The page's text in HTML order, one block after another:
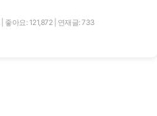
좋아요: 121,872 연재글: 733